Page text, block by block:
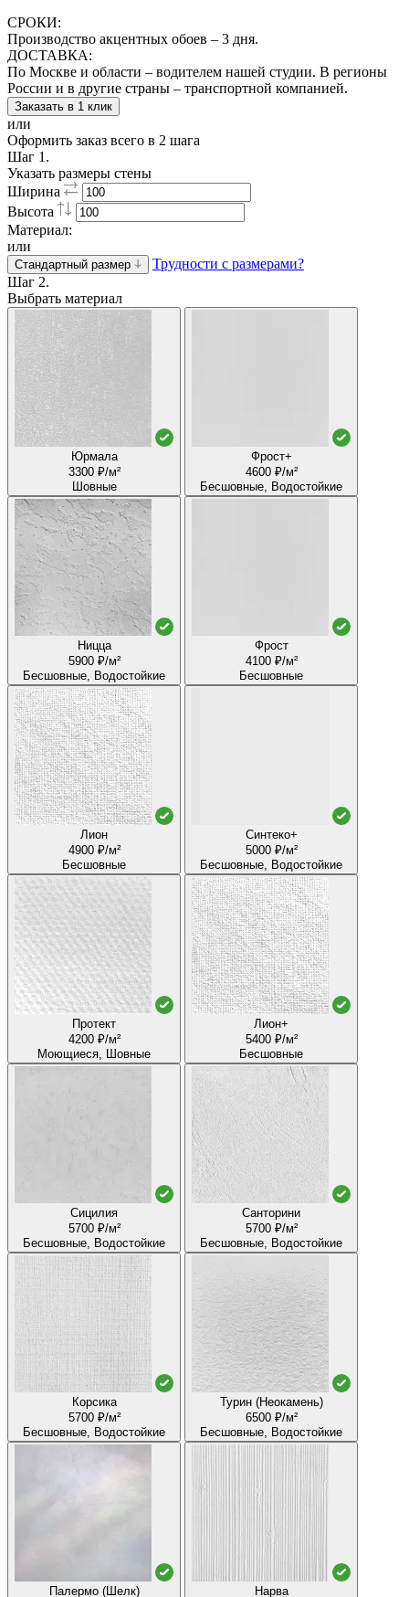
СРОКИ:
Производство акцентных обоев – 3 дня.
ДОСТАВКА:
По Москве и области – водителем нашей студии. В регионы
России и в другие страны – транспортной компанией.
Заказать в 1 клик
или
Оформить заказ всего в 2 шага
Шаг 1.
Указать размеры стены
Ширина
Высота
Материал:
или
Стандартный размер
Трудности с размерами?
Шаг 2.
Выбрать материал
Юрмала
3300 ₽/м²
Шовные
Фрост+
4600 ₽/м²
Бесшовные, Водостойкие
Ницца
5900 ₽/м²
Бесшовные, Водостойкие
Фрост
4100 ₽/м²
Бесшовные
Лион
4900 ₽/м²
Бесшовные
Синтеко+
5000 ₽/м²
Бесшовные, Водостойкие
Протект
4200 ₽/м²
Моющиеся, Шовные
Лион+
5400 ₽/м²
Бесшовные
Сицилия
5700 ₽/м²
Бесшовные, Водостойкие
Санторини
5700 ₽/м²
Бесшовные, Водостойкие
Корсика
5700 ₽/м²
Бесшовные, Водостойкие
Турин (Неокамень)
6500 ₽/м²
Бесшовные, Водостойкие
Палермо (Шелк) Нарва